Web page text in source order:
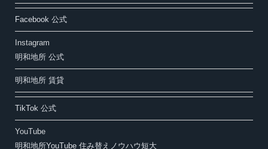
Facebook 公式
Instagram
明和地所 公式
明和地所 賃貸
TikTok 公式
YouTube
明和地所YouTube 住み替えノウハウ短大